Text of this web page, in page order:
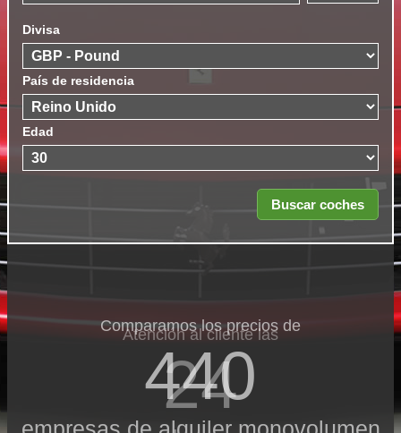
Divisa
País de residencia
Edad
Comparamos los precios de
440
Atención al cliente las
24